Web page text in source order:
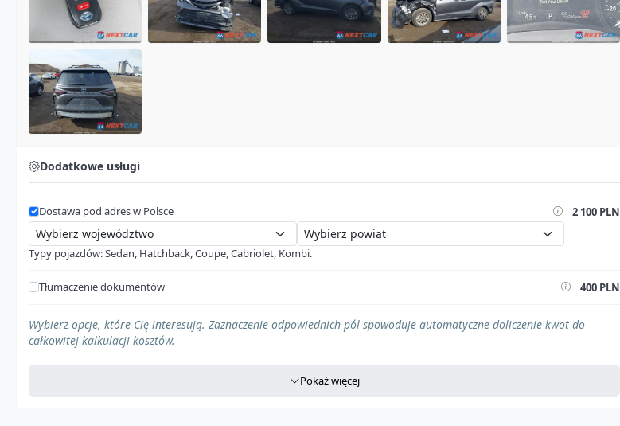
Dodatkowe usługi
Dostawa pod adres w Polsce
Typy pojazdów: Sedan, Hatchback, Coupe, Cabriolet, Kombi.
2 100 PLN
Tłumaczenie dokumentów 400 PLN
Pojazd z regulacjami prawnymi
Wybierz opcje, które Cię interesują. Zaznaczenie odpowiednich pól spowoduje automatyczne doliczenie kwot do
całkowitej kalkulacji kosztów.
Pokaż więcej